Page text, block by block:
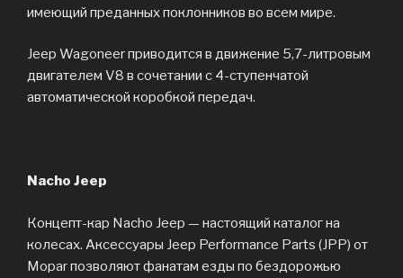
имеющий преданных поклонников во всем мире.
Jeep Wagoneer приводится в движение 5,7-литровым
двигателем V8 в сочетании с 4-ступенчатой
автоматической коробкой передач.
Nacho Jeep
Концепт-кар Nacho Jeep — настоящий каталог на
колесах. Аксессуары Jeep Performance Parts (JPP) от
Mopar позволяют фанатам езды по бездорожью